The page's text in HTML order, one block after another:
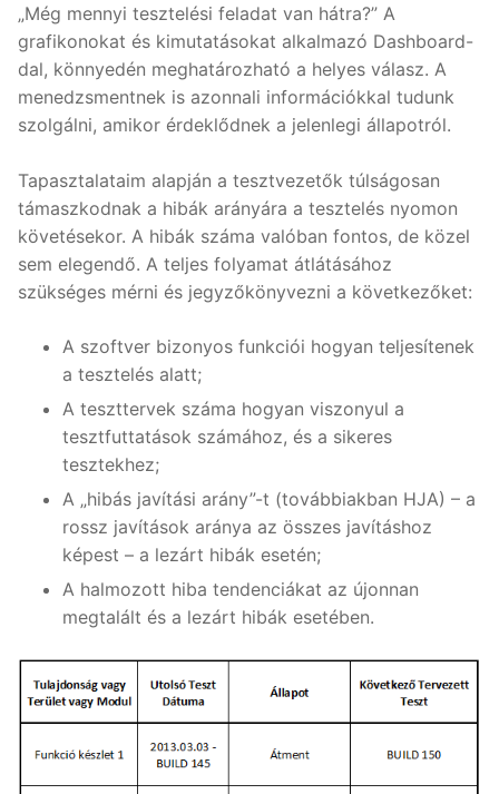
„Még mennyi tesztelési feladat van hátra?” A
grafikonokat és kimutatásokat alkalmazó Dashboard-
dal, könnyedén meghatározható a helyes válasz. A
menedzsmentnek is azonnali információkkal tudunk
szolgálni, amikor érdeklődnek a jelenlegi állapotról.
Tapasztalataim alapján a tesztvezetők túlságosan
támaszkodnak a hibák arányára a tesztelés nyomon
követésekor. A hibák száma valóban fontos, de közel
sem elegendő. A teljes folyamat átlátásához
szükséges mérni és jegyzőkönyvezni a következőket:
A szoftver bizonyos funkciói hogyan teljesítenek
a tesztelés alatt;
A teszttervek száma hogyan viszonyul a
tesztfuttatások számához, és a sikeres
tesztekhez;
A „hibás javítási arány”-t (továbbiakban HJA) – a
rossz javítások aránya az összes javításhoz
képest – a lezárt hibák esetén;
A halmozott hiba tendenciákat az újonnan
megtalált és a lezárt hibák esetében.